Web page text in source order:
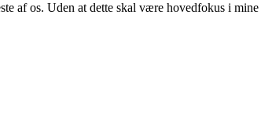
af os. Uden at dette skal være hovedfokus i